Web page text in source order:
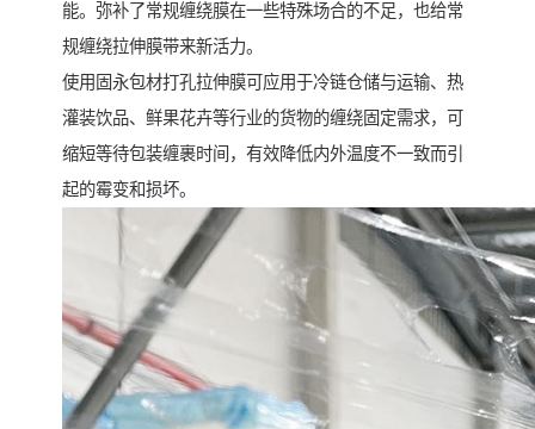
能。弥补了常规缠绕膜在一些特殊场合的不足，也给常
规缠绕拉伸膜带来新活力。
使用固永包材打孔拉伸膜可应用于冷链仓储与运输、热
灌装饮品、鲜果花卉等行业的货物的缠绕固定需求，可
缩短等待包装缠裹时间，有效降低内外温度不一致而引
起的霉变和损坏。